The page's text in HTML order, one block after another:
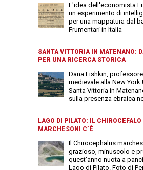
L'idea dell'economista
un esperimento di
per una mappatura dal
Frumentari in Italia
SANTA VITTORIA IN MATENANO:
PER UNA RICERCA STORICA
Dana Fishkin,
medievale alla New York
Santa Vittoria in
sulla presenza ebraica
LAGO DI PILATO: IL CHIROCEFALO
MARCHESONI C’È
Il Chirocephalus
grazioso, minuscolo e
quest'anno nuota a
Lago di Pilato. Foto di